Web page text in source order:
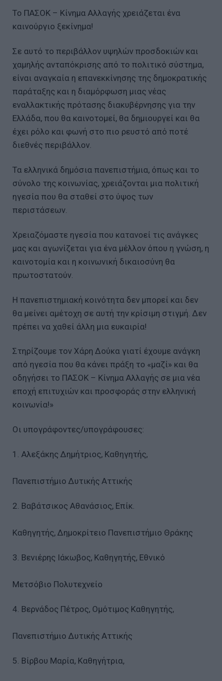
Το ΠΑΣΟΚ – Κίνημα Αλλαγής χρειάζεται ένα
καινούργιο ξεκίνημα!
Σε αυτό το περιβάλλον υψηλών προσδοκιών και
χαμηλής ανταπόκρισης από το πολιτικό σύστημα,
είναι αναγκαία η επανεκκίνησης της δημοκρατικής
παράταξης και η διαμόρφωση μιας νέας
εναλλακτικής πρότασης διακυβέρνησης για την
Ελλάδα, που θα καινοτομεί, θα δημιουργεί και θα
έχει ρόλο και φωνή στο πιο ρευστό από ποτέ
διεθνές περιβάλλον.
Τα ελληνικά δημόσια πανεπιστήμια, όπως και το
σύνολο της κοινωνίας, χρειάζονται μια πολιτική
ηγεσία που θα σταθεί στο ύψος των
περιστάσεων.
Χρειαζόμαστε ηγεσία που κατανοεί τις ανάγκες
μας και αγωνίζεται για ένα μέλλον όπου η γνώση, η
καινοτομία και η κοινωνική δικαιοσύνη θα
πρωτοστατούν.
Η πανεπιστημιακή κοινότητα δεν μπορεί και δεν
θα μείνει αμέτοχη σε αυτή την κρίσιμη στιγμή. Δεν
πρέπει να χαθεί άλλη μια ευκαιρία!
Στηρίζουμε τον Χάρη Δούκα γιατί έχουμε ανάγκη
από ηγεσία που θα κάνει πράξη το «μαζί» και θα
οδηγήσει το ΠΑΣΟΚ – Κίνημα Αλλαγής σε μια νέα
εποχή επιτυχιών και προσφοράς στην ελληνική
κοινωνία!»
Οι υπογράφοντες/υπογράφουσες:
1. Αλεξάκης Δημήτριος, Καθηγητής,
Πανεπιστήμιο Δυτικής Αττικής
2. Βαβάτσικος Αθανάσιος, Επίκ.
Καθηγητής, Δημοκρίτειο Πανεπιστήμιο Θράκης
3. Βενιέρης Ιάκωβος, Καθηγητής, Εθνικό
Μετσόβιο Πολυτεχνείο
4. Βερνάδος Πέτρος, Ομότιμος Καθηγητής,
Πανεπιστήμιο Δυτικής Αττικής
5. Βίρβου Μαρία, Καθηγήτρια,